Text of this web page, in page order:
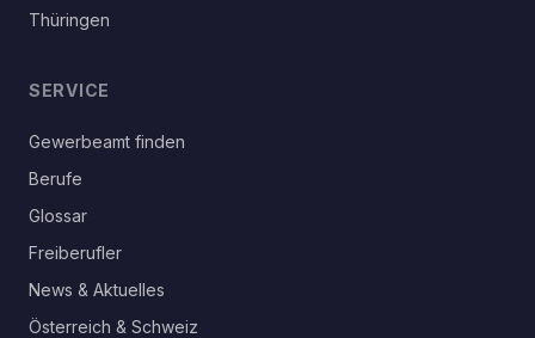
Thüringen
SERVICE
Gewerbeamt finden
Berufe
Glossar
Freiberufler
News & Aktuelles
Österreich & Schweiz